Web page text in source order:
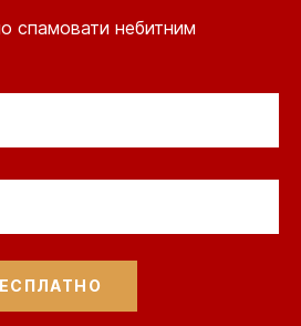
спамовати небитним